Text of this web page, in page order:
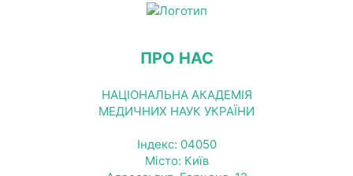
ПРО НАС
НАЦІОНАЛЬНА АКАДЕМІЯ
МЕДИЧНИХ НАУК УКРАЇНИ
Індекс: 04050
Місто: Київ